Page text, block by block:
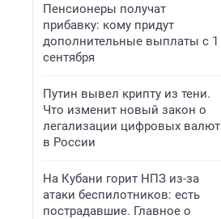
Пенсионеры получат
прибавку: кому придут
дополнительные выплаты с 1
сентября
Путин вывел крипту из тени.
Что изменит новый закон о
легализации цифровых валют
в России
На Кубани горит НПЗ из-за
атаки беспилотников: есть
пострадавшие. Главное о